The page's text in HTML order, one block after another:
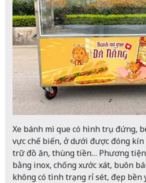
Xe bánh mì que có hình trụ đứng,
vực chế biến, ở dưới được đóng
trữ đồ ăn, thùng tiền… Phương
bằng inox, chống xước xát, buôn
không có tình trạng rỉ sét, đẹp bền